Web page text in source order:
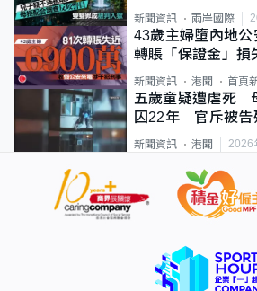
新聞資訊 兩岸國際
43歲主婦墮內地
轉賬「保證金」損
新聞資訊 港聞 首頁
五歲童疑遭虐死｜
囚22年 官斥被告
新聞資訊 港聞 2026